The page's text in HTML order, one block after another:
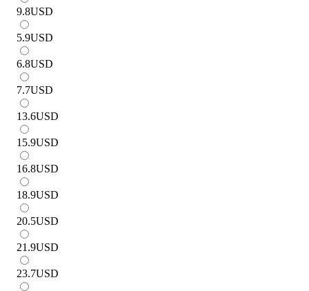
9.8USD
5.9USD
6.8USD
7.7USD
13.6USD
15.9USD
16.8USD
18.9USD
20.5USD
21.9USD
23.7USD